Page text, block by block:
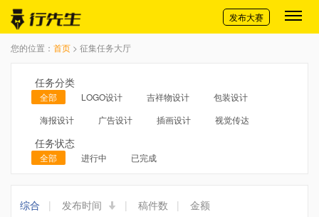
切换导航
发布大赛
您的位置： 首页 > 征集任务大厅
任务分类
全部 LOGO设计 吉祥物设计
包装设计
海报设计
广告设计 插画设计 视觉传达
任务状态
全部 进行中 已完成
综合 | 发布时间 | 稿件数 | 金额